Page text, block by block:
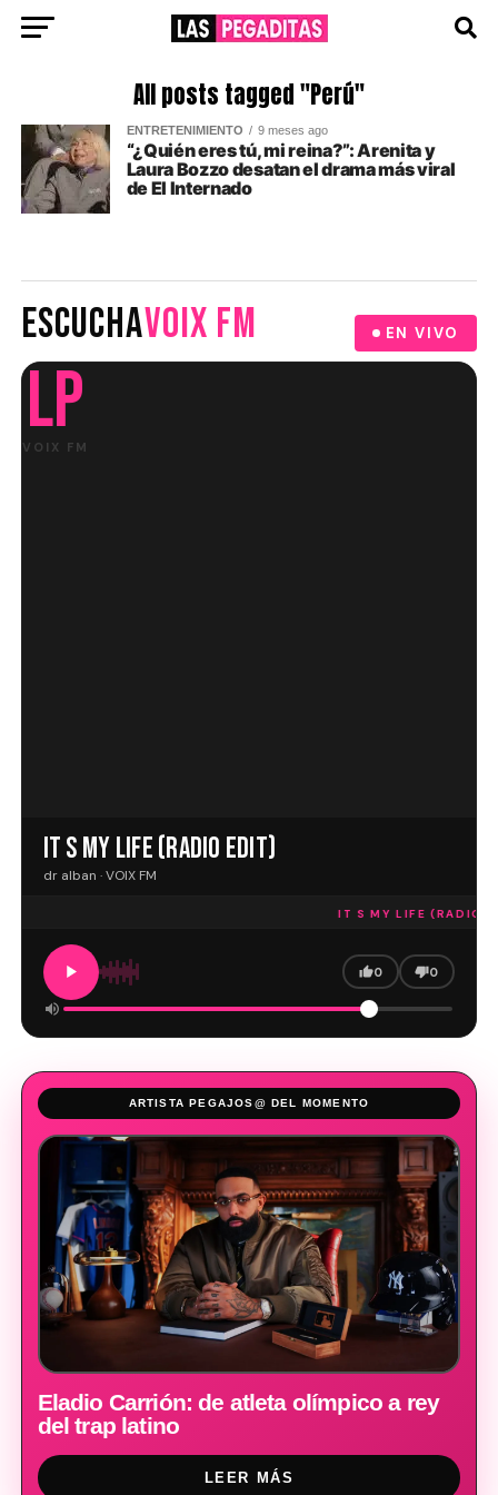
All posts tagged "Perú"
ENTRETENIMIENTO 9 meses ago
“¿Quién eres tú, mi reina?”: Arenita y
Laura Bozzo desatan el drama más viral
de El Internado
ESCUCHAVOIX FM EN VIVO
LP
VOIX FM
IT S MY LIFE (RADIO EDIT)
dr alban · VOIX FM
IT S MY LIFE (RADIO
0 0
ARTISTA PEGAJOS@ DEL MOMENTO
Eladio Carrión: de atleta olímpico a rey
del trap latino
LEER MÁS